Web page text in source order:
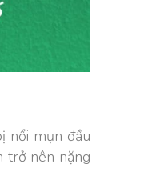
nổi mụn đầu
trở nên nặng